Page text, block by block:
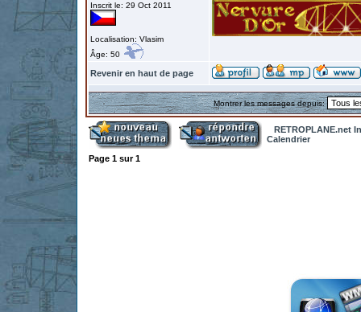
Inscrit le: 29 Oct 2011
Localisation: Vlasim
Âge: 50
Revenir en haut de page
Montrer les messages depuis:
RETROPLANE.net
Calendrier
Page 1 sur1